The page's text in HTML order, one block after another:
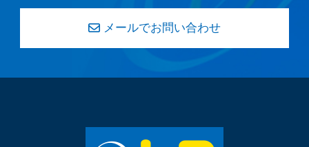
メールでお問い合わせ